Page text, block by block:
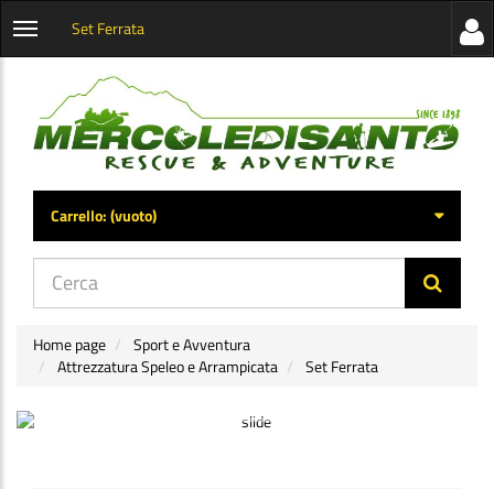
Apri
categorie
Set Ferrata
di
Carrello:(vuoto)
Home page
Sport e Avventura
Attrezzatura Speleo e Arrampicata
Set Ferrata